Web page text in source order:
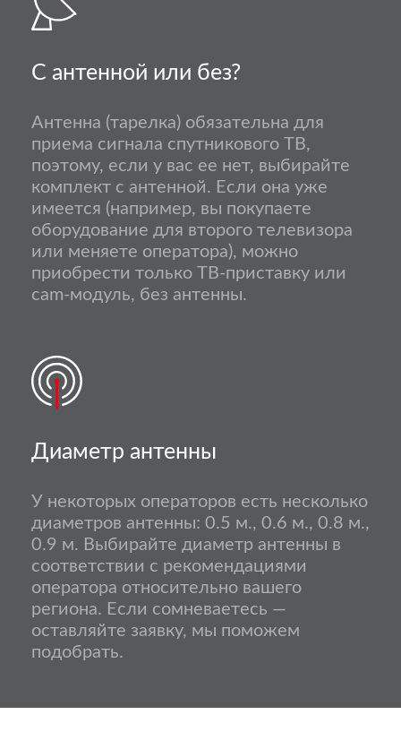
С антенной или без?
Антенна (тарелка) обязательна для
приема сигнала спутникового ТВ,
поэтому, если у вас ее нет, выбирайте
комплект с антенной. Если она уже
имеется (например, вы покупаете
оборудование для второго телевизора
или меняете оператора), можно
приобрести только ТВ-приставку или
cam-модуль, без антенны.
Диаметр антенны
У некоторых операторов есть несколько
диаметров антенны: 0.5 м., 0.6 м., 0.8 м.,
0.9 м. Выбирайте диаметр антенны в
соответствии с рекомендациями
оператора относительно вашего
региона. Если сомневаетесь —
оставляйте заявку, мы поможем
подобрать.